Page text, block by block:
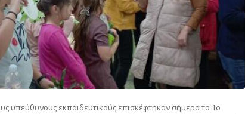
υπεύθυνους εκπαιδευτικούς επισκέφτηκαν σήμερα το 1ο